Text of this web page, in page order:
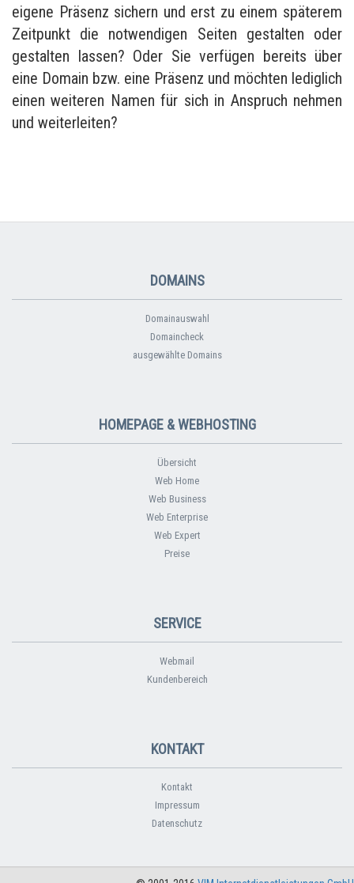
eigene Präsenz sichern und erst zu einem späterem
Zeitpunkt die notwendigen Seiten gestalten oder
gestalten lassen? Oder Sie verfügen bereits über
eine Domain bzw. eine Präsenz und möchten lediglich
einen weiteren Namen für sich in Anspruch nehmen
und weiterleiten?
DOMAINS
Domainauswahl
Domaincheck
ausgewählte Domains
HOMEPAGE & WEBHOSTING
Übersicht
Web Home
Web Business
Web Enterprise
Web Expert
Preise
SERVICE
Webmail
Kundenbereich
KONTAKT
Kontakt
Impressum
Datenschutz